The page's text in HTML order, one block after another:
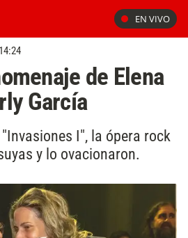
EN VIVO
de Elena
García
I", la ópera rock
y lo ovacionaron.